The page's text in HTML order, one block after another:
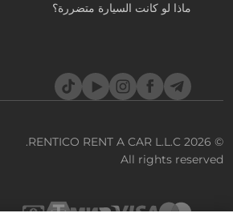
ماذا لو كانت السيارة متضررة؟
Telegram
Facebook
Instagram
YouTube
TikTok
© 2026
RENTICO RENT A CAR L.L.C.
All rights reserved